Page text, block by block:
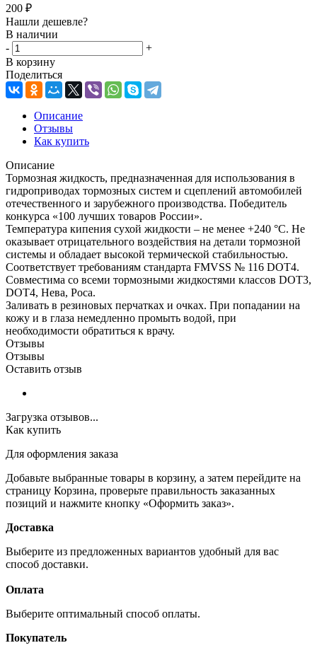
200 ₽
Нашли дешевле?
В наличии
-
+
В корзину
Поделиться
Описание
Отзывы
Как купить
Описание
Тормозная жидкость, предназначенная для использования в
гидроприводах тормозных систем и сцеплений автомобилей
отечественного и зарубежного производства. Победитель
конкурса «100 лучших товаров России».
Температура кипения сухой жидкости – не менее +240 °С. Не
оказывает отрицательного воздействия на детали тормозной
системы и обладает высокой термической стабильностью.
Соответствует требованиям стандарта FMVSS № 116 DOT4.
Совместима со всеми тормозными жидкостями классов DOT3,
DOT4, Нева, Роса.
Заливать в резиновых перчатках и очках. При попадании на
кожу и в глаза немедленно промыть водой, при
необходимости обратиться к врачу.
Отзывы
Отзывы
Оставить отзыв
Загрузка отзывов...
Как купить
Для оформления заказа
Добавьте выбранные товары в корзину, а затем перейдите на
страницу Корзина, проверьте правильность заказанных
позиций и нажмите кнопку «Оформить заказ».
Доставка
Выберите из предложенных вариантов удобный для вас
способ доставки.
Оплата
Выберите оптимальный способ оплаты.
Покупатель